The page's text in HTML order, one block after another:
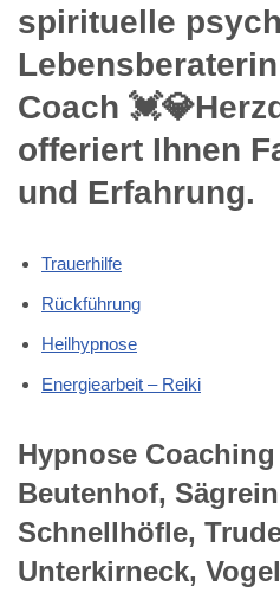
spirituelle
Coach
offeriert Ihnen
und Erfahrung.
Trauerhilfe
Rückführung
Heilhypnose
Energiearbeit – Reiki
Hypnose
Beutenhof,
Schnellhöfle,
Unterkirneck,